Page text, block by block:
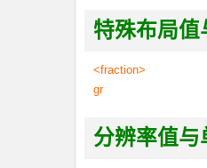
特殊布局
<fraction>
gr
分辨率值